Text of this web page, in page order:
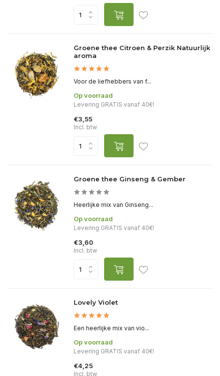
Groene thee Citroen & Perzik Natuurlijk
aroma
Voor de liefhebbers van f...
Op voorraad
Levering GRATIS vanaf 40€!
€3,55
Incl. btw
Groene thee Ginseng & Gember
Heerlijke mix van Ginseng...
Op voorraad
Levering GRATIS vanaf 40€!
€3,60
Incl. btw
Lovely Violet
Een heerlijke mix van vio...
Op voorraad
Levering GRATIS vanaf 40€!
€4,25
Incl. btw